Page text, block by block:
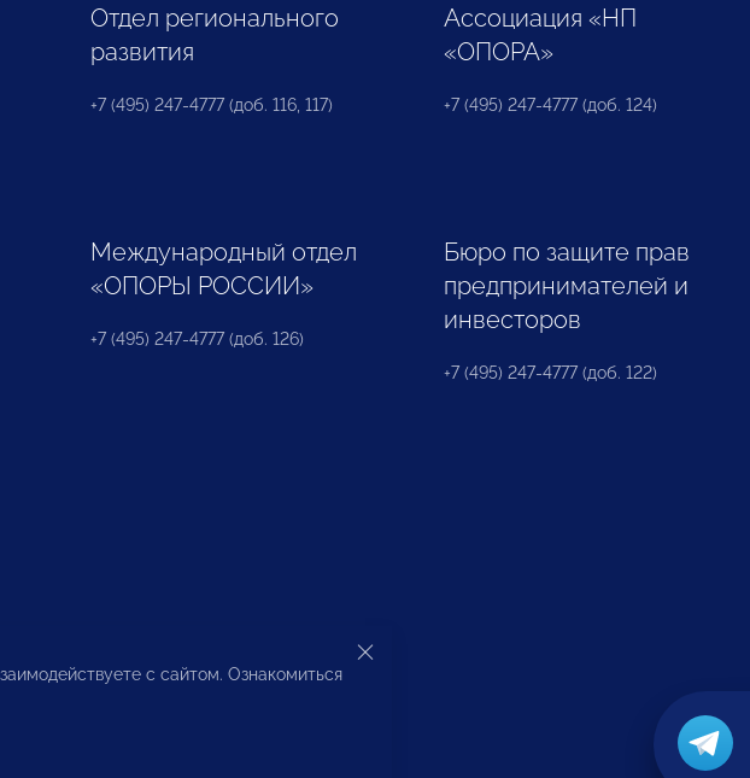
Отдел регионального
развития
+7 (495) 247-4777 (доб. 116, 117)
Ассоциация «НП
«ОПОРА»
+7 (495) 247-4777 (доб. 124)
Международный отдел
«ОПОРЫ РОССИИ»
+7 (495) 247-4777 (доб. 126)
Бюро по защите прав
предпринимателей и
инвесторов
+7 (495) 247-4777 (доб. 122)
с сайтом. Ознакомиться